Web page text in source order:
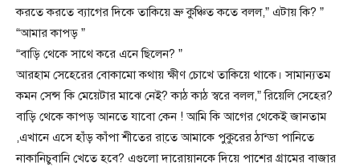
করতে করতে ব্যাগের দিকে তাকিয়ে ভ্রু কুঞ্চিত কতে বলল,” এটায় কি? ”
“আমার কাপড় ”
“বাড়ি থেকে সাথে করে এনে ছিলেন? ”
আরহাম সেহেরের বোকামো কথায় ক্ষীণ চোখে তাকিয়ে থাকে। সামান্যতম
কমন সেন্স কি মেয়েটার মাঝে নেই? কাঠ কাঠ স্বরে বলল,” রিয়েলি সেহের?
বাড়ি থেকে কাপড় আনতে যাবো কেন ! আমি কি আগের থেকেই জানতাম
,এখানে এসে হাঁড় কাঁপা শীতের রা্তে আমাকে পুকুরের ঠান্ডা পানিতে
নাকানিচুবানি খেতে হবে? এগুলো দারোয়ানকে দিয়ে পাশের গ্রামের বাজার